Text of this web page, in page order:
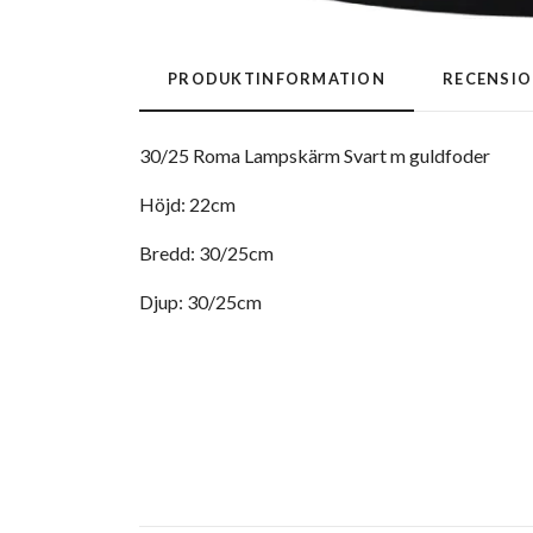
PRODUKTINFORMATION
30/25 Roma Lampskärm Svart m guldfoder
Höjd: 22cm
Bredd: 30/25cm
Djup: 30/25cm